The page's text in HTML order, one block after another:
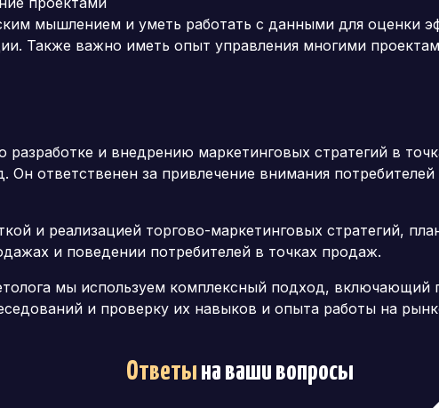
мышлением и уметь работать с данными для оценки
Также важно иметь опыт управления многими
и внедрению маркетинговых стратегий в
Он ответственен за привлечение внимания
и реализацией торгово-маркетинговых стратегий,
и поведении потребителей в точках продаж.
мы используем комплексный подход, включающий
и проверку их навыков и опыта работы на
Ответы на ваши вопросы